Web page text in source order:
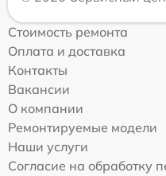
Стоимость ремонта
Оплата и доставка
Контакты
Вакансии
О компании
Ремонтируемые модели
Наши услуги
Согласие на обработку